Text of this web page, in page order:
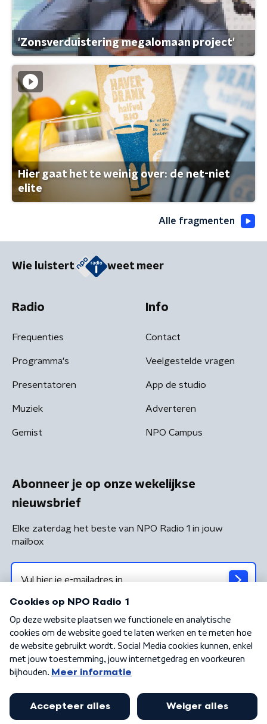
'Zonsverduistering megalomaan project'
Hier gaat het te weinig over: de net-niet
elite
Alle fragmenten
Wie luistert weet meer
Radio
Frequenties
Programma's
Presentatoren
Muziek
Gemist
Info
Contact
Veelgestelde vragen
App de studio
Adverteren
NPO Campus
Abonneer je op onze wekelijkse
nieuwsbrief
Elke zaterdag het beste van NPO Radio 1 in jouw
mailbox
Algemene voorwaarden Privacybeleid